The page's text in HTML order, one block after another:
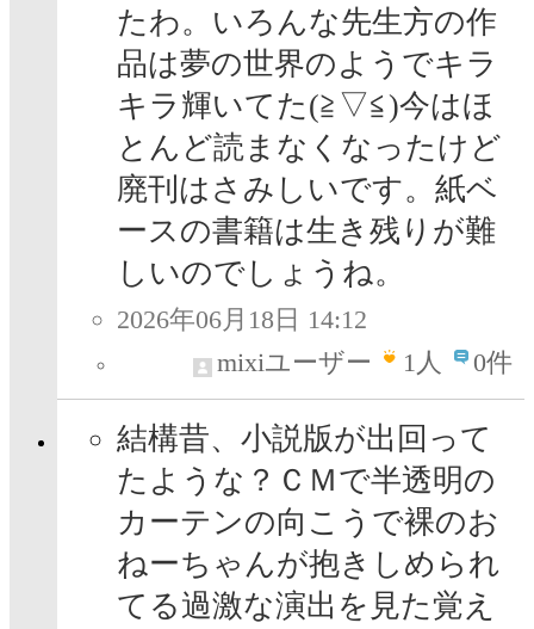
たわ。いろんな先生方の作
品は夢の世界のようでキラ
キラ輝いてた(≧▽≦)今はほ
とんど読まなくなったけど
廃刊はさみしいです。紙ベ
ースの書籍は生き残りが難
しいのでしょうね。
2026年06月18日 14:12
mixiユーザー
1人 0件
結構昔、小説版が出回って
たような？ＣＭで半透明の
カーテンの向こうで裸のお
ねーちゃんが抱きしめられ
てる過激な演出を見た覚え